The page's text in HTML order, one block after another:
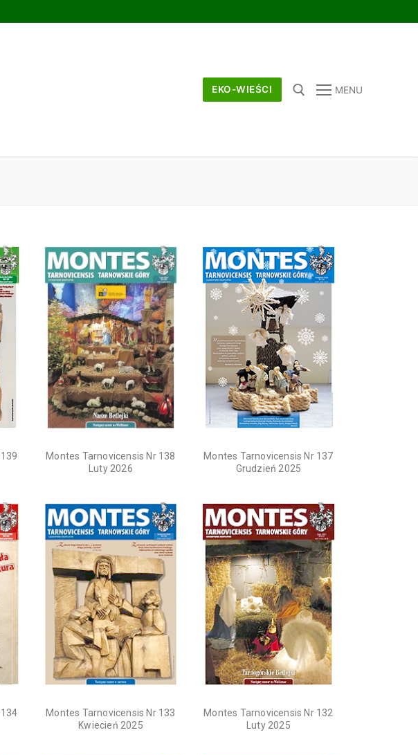
EKO-WIEŚCI MENU
Montes Tarnovicensis Nr 138
Luty 2026
Montes Tarnovicensis Nr 137
Grudzień 2025
Montes Tarnovicensis Nr 133
Kwiecień 2025
Montes Tarnovicensis Nr 132
Luty 2025